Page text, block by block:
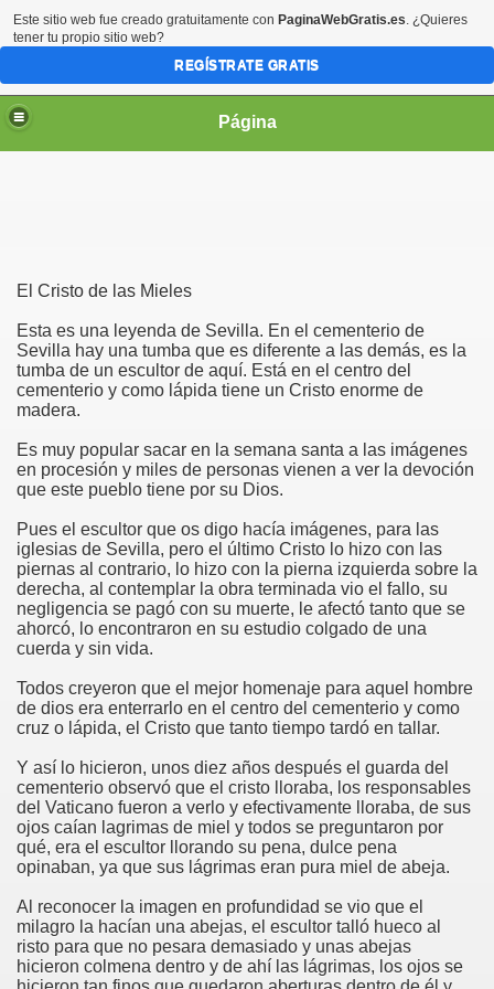
Página
El Cristo de las Mieles
Esta es una leyenda de Sevilla. En el cementerio de
Sevilla hay una tumba que es diferente a las demás, es la
tumba de un escultor de aquí. Está en el centro del
cementerio y como lápida tiene un Cristo enorme de
madera.
Es muy popular sacar en la semana santa a las imágenes
en procesión y miles de personas vienen a ver la devoción
que este pueblo tiene por su Dios.
Pues el escultor que os digo hacía imágenes, para las
iglesias de Sevilla, pero el último Cristo lo hizo con las
piernas al contrario, lo hizo con la pierna izquierda sobre la
derecha, al contemplar la obra terminada vio el fallo, su
negligencia se pagó con su muerte, le afectó tanto que se
ahorcó, lo encontraron en su estudio colgado de una
cuerda y sin vida.
Todos creyeron que el mejor homenaje para aquel hombre
de dios era enterrarlo en el centro del cementerio y como
cruz o lápida, el Cristo que tanto tiempo tardó en tallar.
Y así lo hicieron, unos diez años después el guarda del
cementerio observó que el cristo lloraba, los responsables
del Vaticano fueron a verlo y efectivamente lloraba, de sus
ojos caían lagrimas de miel y todos se preguntaron por
qué, era el escultor llorando su pena, dulce pena
opinaban, ya que sus lágrimas eran pura miel de abeja.
Al reconocer la imagen en profundidad se vio que el
milagro la hacían una abejas, el escultor talló hueco al
risto para que no pesara demasiado y unas abejas
hicieron colmena dentro y de ahí las lágrimas, los ojos se
Este sitio web fue creado gratuitamente con PaginaWebGratis.es. ¿Quieres
tener tu propio sitio web?
REGÍSTRATE GRATIS